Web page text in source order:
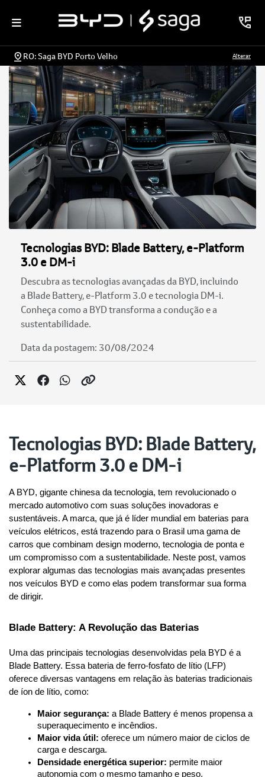
RO: Saga BYD Porto Velho Alterar
Tecnologias BYD: Blade Battery, e-Platform
3.0 e DM-i
Descubra as tecnologias avançadas da BYD, incluindo
a Blade Battery, e-Platform 3.0 e tecnologia DM-i.
Conheça como a BYD transforma a condução e a
sustentabilidade.
Data da postagem: 30/08/2024
Tecnologias BYD: Blade Battery,
e-Platform 3.0 e DM-i
A BYD, gigante chinesa da tecnologia, tem revolucionado o
mercado automotivo com suas soluções inovadoras e
sustentáveis. A marca, que já é líder mundial em baterias para
veículos elétricos, está trazendo para o Brasil uma gama de
carros que combinam design moderno, tecnologia de ponta e
um compromisso com a sustentabilidade. Neste post, vamos
explorar algumas das tecnologias mais avançadas presentes
nos veículos BYD e como elas podem transformar sua forma
de dirigir.
Blade Battery: A Revolução das Baterias
Uma das principais tecnologias desenvolvidas pela BYD é a
Blade Battery. Essa bateria de ferro-fosfato de lítio (LFP)
oferece diversas vantagens em relação às baterias tradicionais
de íon de lítio, como:
Maior segurança: a Blade Battery é menos propensa a
superaquecimento e incêndios.
Maior vida útil: oferece um número maior de ciclos de
carga e descarga.
Densidade energética superior: permite maior
autonomia com o mesmo tamanho e peso.